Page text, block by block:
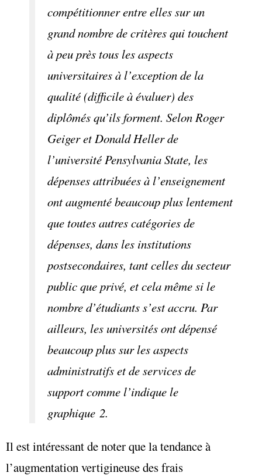
compétitionner entre elles sur un
grand nombre de critères qui touchent
à peu près tous les aspects
universitaires à l’exception de la
qualité (difficile à évaluer) des
diplômés qu’ils forment. Selon Roger
Geiger et Donald Heller de
l’université Pensylvania State, les
dépenses attribuées à l’enseignement
ont augmenté beaucoup plus lentement
que toutes autres catégories de
dépenses, dans les institutions
postsecondaires, tant celles du secteur
public que privé, et cela même si le
nombre d’étudiants s’est accru. Par
ailleurs, les universités ont dépensé
beaucoup plus sur les aspects
administratifs et de services de
support comme l’indique le
graphique 2.
Il est intéressant de noter que la tendance à
l’augmentation vertigineuse des frais